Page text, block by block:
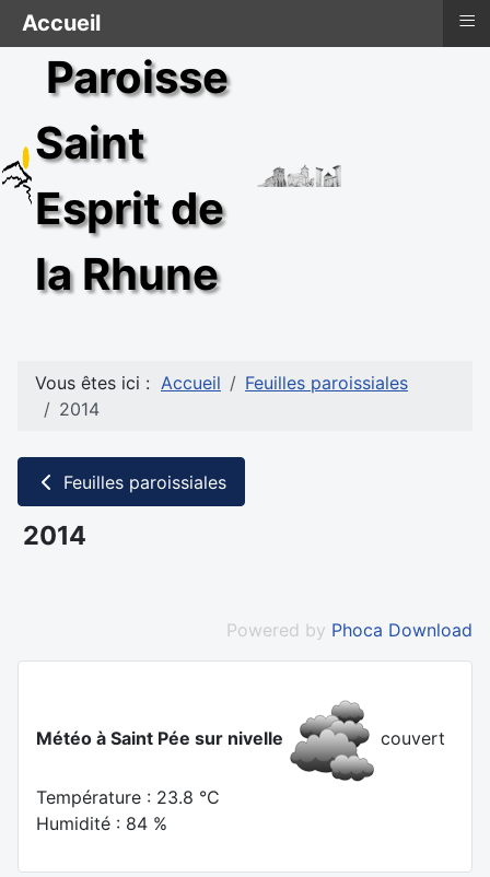
Paroisse
Saint
Esprit de
la Rhune
Vous êtes ici : Accueil
Feuilles paroissiales
2014
Feuilles paroissiales
2014
Powered by Phoca Download
Météo à Saint Pée sur nivelle couvert
Température : 23.8 °C
Humidité : 84 %
Accueil ≡